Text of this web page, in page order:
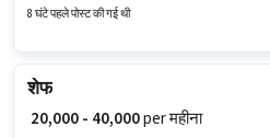
भूमिका के लिए आवेदक के पास चीनी, नॉर्थ इंडियन,
8 घंटे पहले पोस्ट की गई थी
शेफ
₹ 20,000 - 40,000per महीना